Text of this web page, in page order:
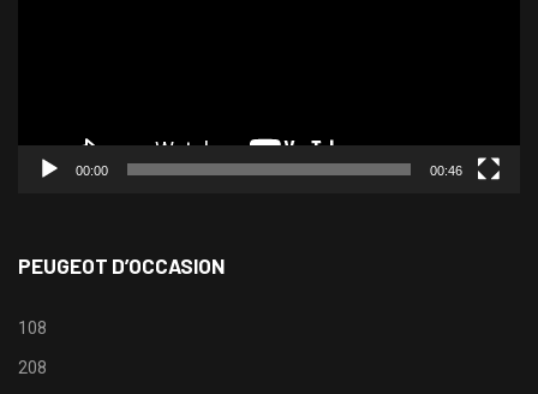
00:00 00:46
PEUGEOT D’OCCASION
108
208